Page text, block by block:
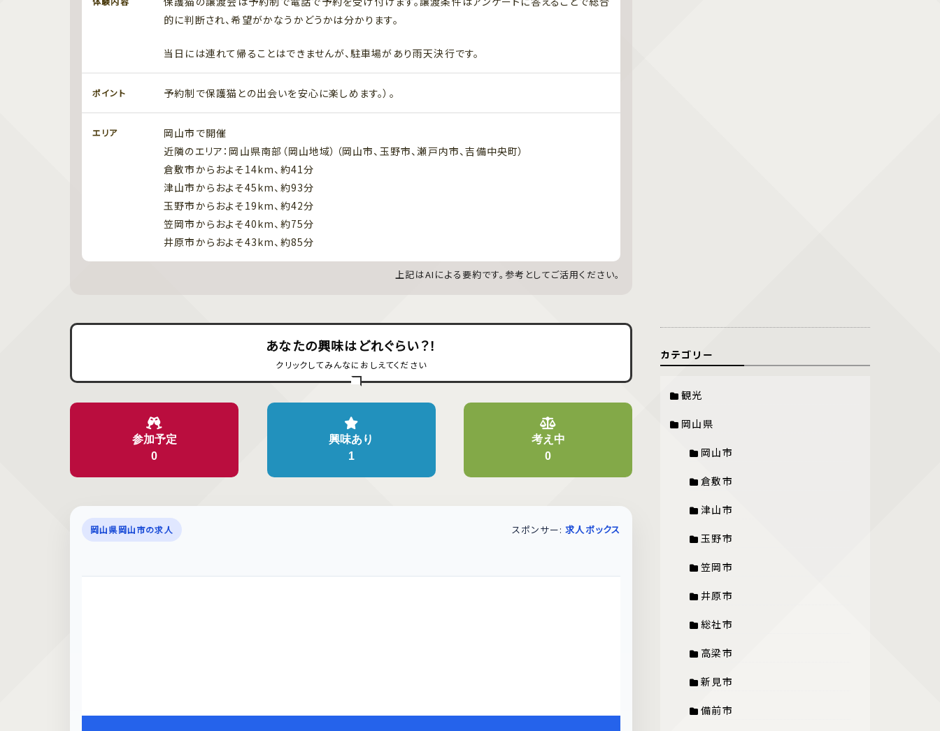
的に判断され、希望がかなうかどうかは分かります。
当日には連れて帰ることはできませんが、駐車場があり雨天決行です。
ポイント 予約制で保護猫との出会いを安心に楽しめます。）。
エリア
岡山市で開催
近隣のエリア：岡山県南部（岡山地域）（岡山市、玉野市、瀬戸内市、吉備中央町）
倉敷市からおよそ14km、約41分
津山市からおよそ45km、約93分
玉野市からおよそ19km、約42分
笠岡市からおよそ40km、約75分
井原市からおよそ43km、約85分
上記はAIによる要約です。参考としてご活用ください。
あなたの興味はどれぐらい？！
クリックしてみんなにおしえてください
参加予定
0
興味あり
1
考え中
0
岡山県岡山市の求人 スポンサー:求人ボックス
カテゴリー
観光
岡山県
岡山市
倉敷市
津山市
玉野市
笠岡市
井原市
総社市
高梁市
新見市
備前市